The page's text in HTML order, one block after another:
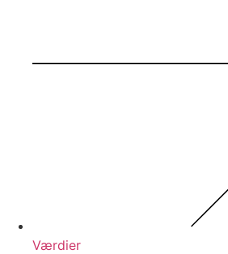
Værdier